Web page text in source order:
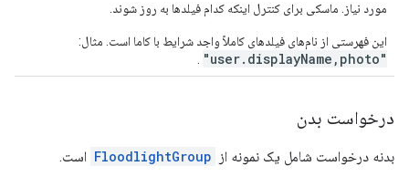
مورد نیاز. ماسکی برای کنترل اینکه کدام فیلدها به روز شوند.
این فهرستی از نام‌های فیلدهای کاملاً واجد شرایط با کاما است. مثال:
"user.displayName,photo"
درخواست بدن
بدنه درخواست شامل یک نمونه از FloodlightGroup است.